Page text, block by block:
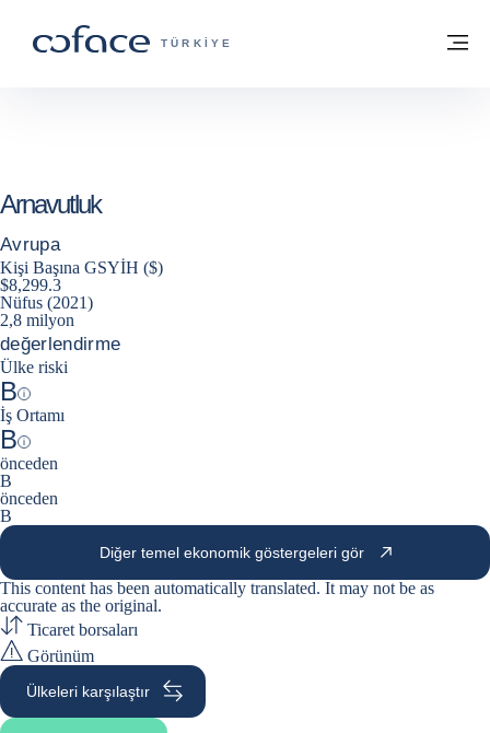
TICARET IÇIN COFACE - GRUP WEB
TÜRKIYE
ana sayfaya geri dön
Arnavutluk
Avrupa
Kişi Başına GSYİH ($)
$8,299.3
Nüfus (2021)
2,8 milyon
değerlendirme
Ülke riski
B
Help
İş Ortamı
B
Help
önceden
B
önceden
B
Diğer temel ekonomik göstergeleri gör
This content has been automatically translated. It may not be as
accurate as the original.
Ticaret borsaları
Görünüm
Ülkeleri karşılaştır